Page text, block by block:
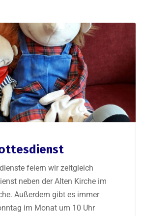
feiern wir zeitgleich
neben der Alten Kirche im
Außerdem gibt es immer
im Monat um 10 Uhr